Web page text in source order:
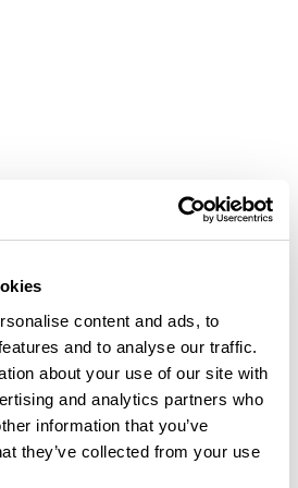
content and ads, to
and to analyse our traffic.
about your use of our site with
and analytics partners who
information that you’ve
they’ve collected from your use